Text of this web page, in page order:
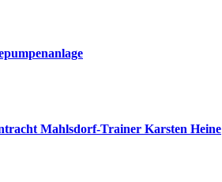
Mahlsdorf-Trainer Karsten Heine